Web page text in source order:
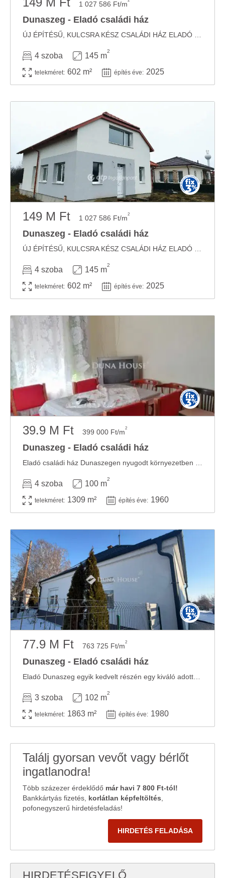
1 027 586 Ft/m
Dunaszeg - Eladó családi ház
4 szoba 145 m
2
telekméret: 602 m² építés éve: 2025
149 M Ft 1 027 586 Ft/m2
Dunaszeg - Eladó családi ház
4 szoba 145 m
2
telekméret: 602 m² építés éve: 2025
39.9 M Ft 399 000 Ft/m2
Dunaszeg - Eladó családi ház
4 szoba 100 m
2
telekméret: 1309 m² építés éve: 1960
77.9 M Ft 763 725 Ft/m2
Dunaszeg - Eladó családi ház
3 szoba 102 m
2
telekméret: 1863 m² építés éve: 1980
Találj gyorsan vevőt vagy bérlőt
ingatlanodra!
Több százezer érdeklődő már havi 7 800 Ft-tól!
Bankkártyás fizetés, korlátlan képfeltöltés
pofonegyszerű hirdetésfeladás!
HIRDETÉS FELADÁSA
HIRDETÉSFIGYELŐ